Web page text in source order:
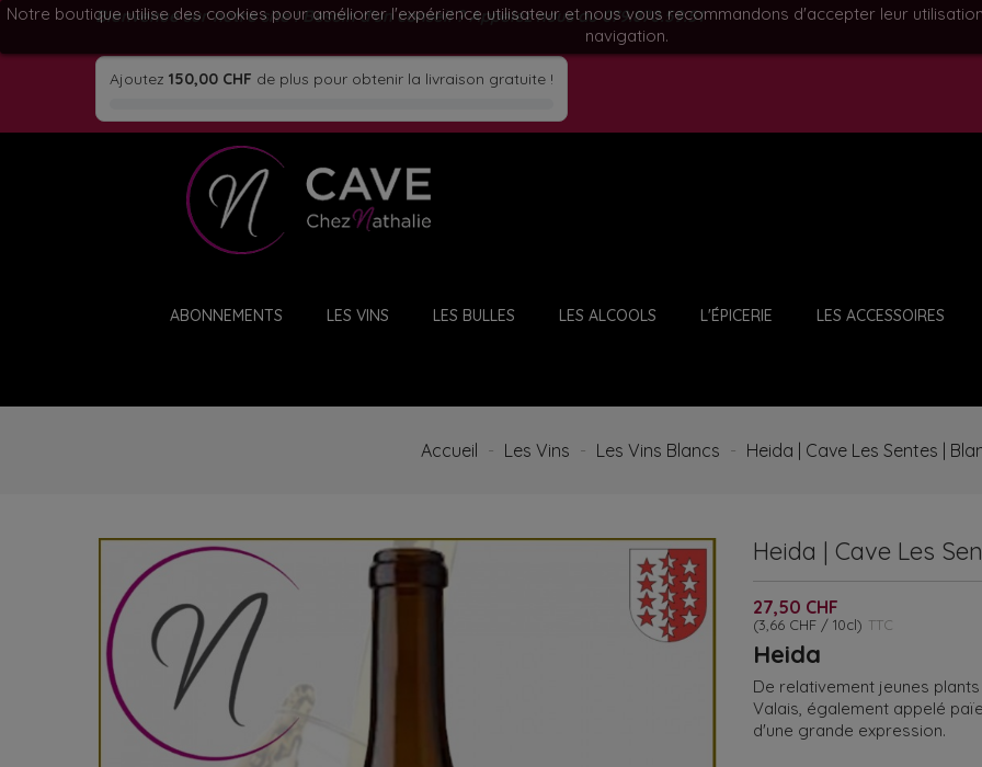
Bienvenue sur notre site ! Besoin d'un conseil ? Appelez nous au 079.870.59.51
Ajoutez 150,00 CHF de plus pour obtenir la livraison gratuite !
ABONNEMENTS LES VINS LES BULLES LES ALCOOLS L'ÉPICERIE LES ACCESSOIRES
Notre boutique utilise des cookies pour améliorer l'expérience utilisateur et nous vous recommandons d'accepter leur
navigation.
Accueil Les Vins Les Vins Blancs Heida | Cave Les Sentes |
Heida | Cave Les
27,50 CHF
(3,66 CHF / 10cl) TTC
Heida
De relativement jeunes
Valais, également appelé
d'une grande expression.